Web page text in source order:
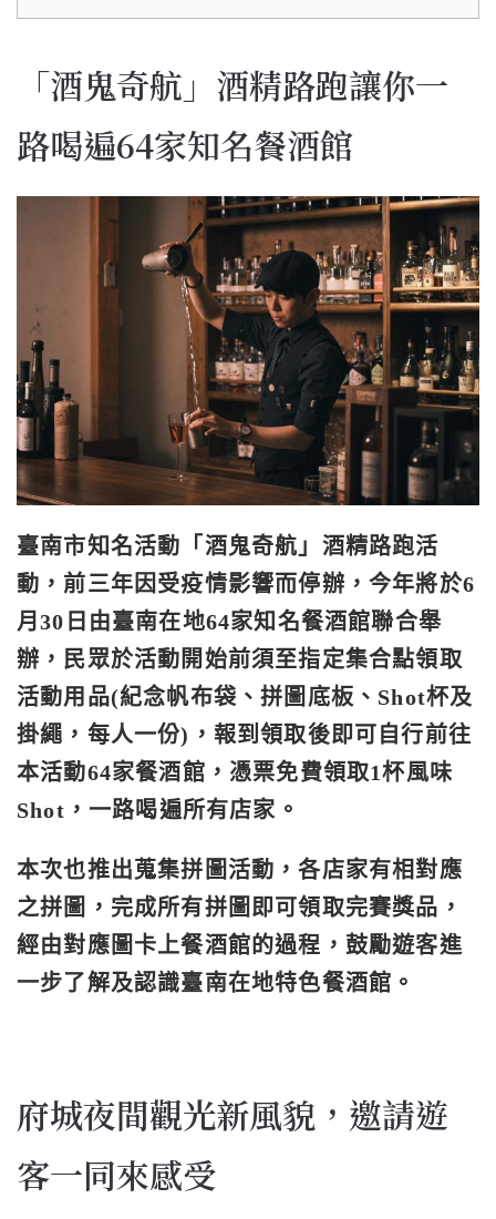
「酒鬼奇航」酒精路跑讓你一
路喝遍64家知名餐酒館
臺南市知名活動「酒鬼奇航」酒精路跑活
動，前三年因受疫情影響而停辦，今年將於6
月30日由臺南在地64家知名餐酒館聯合舉
辦， 民眾於活動開始前須至指定集合點領取
活動用品(紀念帆布袋、拼圖 底板、Shot杯及
掛繩，每人一份)，報到領取後即可自行前往
本活動64家餐酒館，憑票免費領取1杯風味
Shot， 一路喝遍所有店家。
本次也推出蒐集拼圖活動，各店家有相對應
之拼圖，完成所有拼圖即可領取完賽獎品，
經由對應圖卡上餐酒館的過程，鼓勵遊客進
一步了解及認識臺南在地特色餐酒館。
府城夜間觀光新風貌，邀請遊
客一同來感受